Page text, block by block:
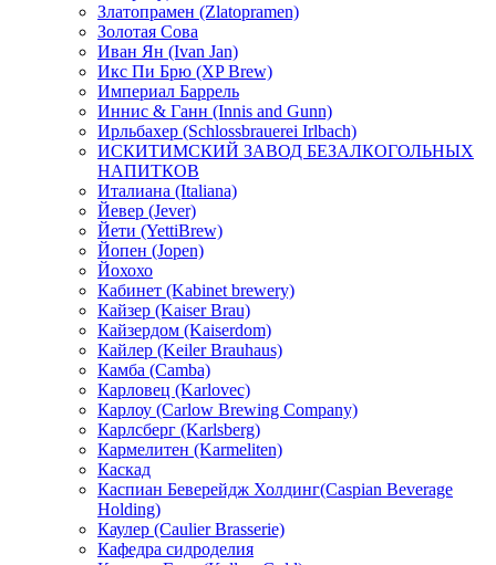
Златопрамен (Zlatopramen)
Золотая Сова
Иван Ян (Ivan Jan)
Икс Пи Брю (XP Brew)
Империал Баррель
Иннис & Ганн (Innis and Gunn)
Ирльбахер (Schlossbrauerei Irlbach)
ИСКИТИМСКИЙ ЗАВОД БЕЗАЛКОГОЛЬНЫХ
НАПИТКОВ
Италиана (Italiana)
Йевер (Jever)
Йети (YettiBrew)
Йопен (Jopen)
Йохохо
Кабинет (Kabinet brewery)
Кайзер (Kaiser Brau)
Кайзердом (Kaiserdom)
Кайлер (Keiler Brauhaus)
Камба (Camba)
Карловец (Karlovec)
Карлоу (Carlow Brewing Company)
Карлсберг (Karlsberg)
Кармелитен (Karmeliten)
Каскад
Каспиан Беверейдж Холдинг(Caspian Beverage
Holding)
Каулер (Caulier Brasserie)
Кафедра сидроделия